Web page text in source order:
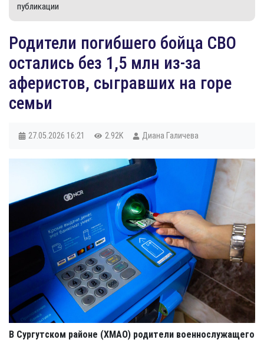
публикации
Родители погибшего бойца СВО
остались без 1,5 млн из-за
аферистов, сыгравших на горе
семьи
27.05.2026 16:21 2.92K Диана Галичева
В Сургутском районе (ХМАО) родители военнослужащего